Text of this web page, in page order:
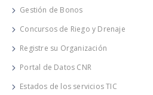
Gestión de Bonos
Concursos de Riego y Drenaje
Registre su Organización
Portal de Datos CNR
Estados de los servicios TIC